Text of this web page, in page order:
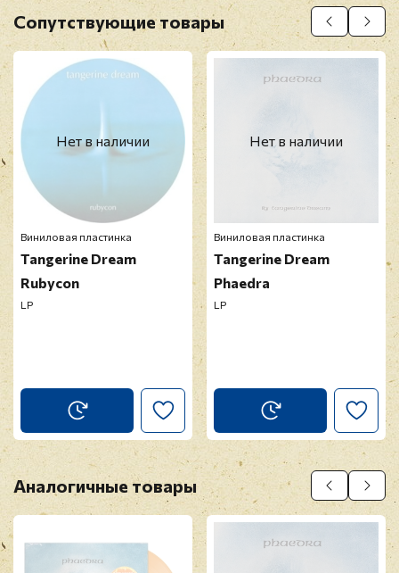
Прикрепить фото
Оставить отзыв
Перед публикацией отзывы проходят
модерацию
Сопутствующие товары
Нет в наличии
Виниловая пластинка
Tangerine Dream
Rubycon
LP
Нет в наличии
Виниловая пластинка
Tangerine Dream
Phaedra
LP
Аналогичные товары